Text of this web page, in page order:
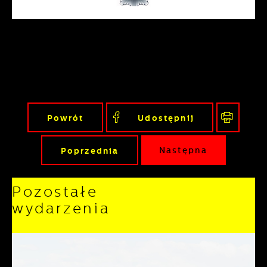
Powrót Udostępnij
Poprzednia Następna
Pozostałe
wydarzenia